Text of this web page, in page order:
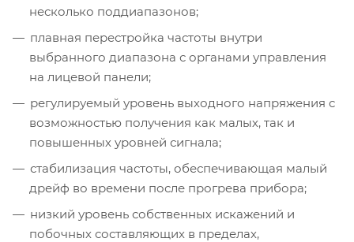
несколько поддиапазонов;
плавная перестройка частоты внутри
выбранного диапазона с органами управления
на лицевой панели;
регулируемый уровень выходного напряжения с
возможностью получения как малых, так и
повышенных уровней сигнала;
стабилизация частоты, обеспечивающая малый
дрейф во времени после прогрева прибора;
низкий уровень собственных искажений и
побочных составляющих в пределах,